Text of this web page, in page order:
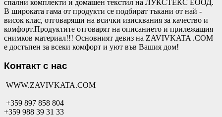
спални комплекти и домашен текстил на ЛУКСТЕКС ЕООД.
В широката гама от продукти се подбират тъкани от най -
висок клас, отговарящи на всички изисквания за качество и
комфорт.Продуктите отговарят на описанието и прилежащия
снимков материал!!! Основният девиз на ZAVIVKATA .COM
е достъпен за всеки комфорт и уют във Вашия дом!
Контакт с нас
WWW.ZAVIVKATA.COM
+359 897 858 804
+359 988 39 31 33